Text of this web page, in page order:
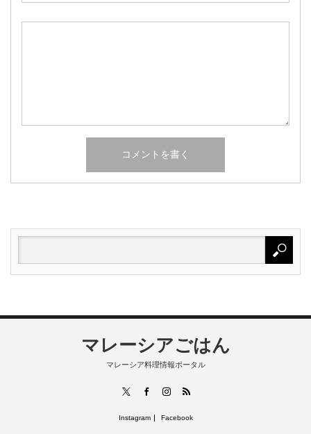
マレーシアごはん
マレーシア料理情報ポータル
FacebookInstagram
RSS
Instagram Facebook